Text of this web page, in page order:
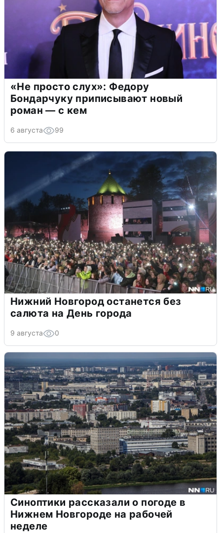
«Не просто слух»: Федору
Бондарчуку приписывают новый
роман — с кем
6 августа 99
Нижний Новгород останется без
салюта на День города
9 августа 0
Синоптики рассказали о погоде в
Нижнем Новгороде на рабочей
неделе